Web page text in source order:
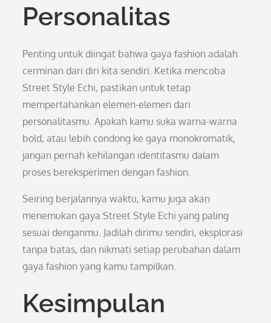
Personalitas
Penting untuk diingat bahwa gaya fashion adalah
cerminan dari diri kita sendiri. Ketika mencoba
Street Style Echi, pastikan untuk tetap
mempertahankan elemen-elemen dari
personalitasmu. Apakah kamu suka warna-warna
bold, atau lebih condong ke gaya monokromatik,
jangan pernah kehilangan identitasmu dalam
proses bereksperimen dengan fashion.
Seiring berjalannya waktu, kamu juga akan
menemukan gaya Street Style Echi yang paling
sesuai denganmu. Jadilah dirimu sendiri, eksplorasi
tanpa batas, dan nikmati setiap perubahan dalam
gaya fashion yang kamu tampilkan.
Kesimpulan